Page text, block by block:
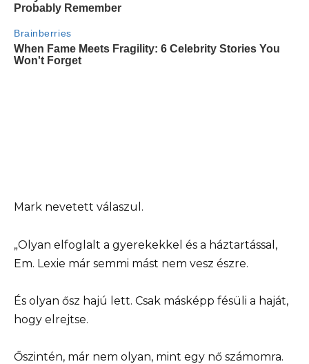
Mark nevetett válaszul.
„Olyan elfoglalt a gyerekekkel és a háztartással,
Em. Lexie már semmi mást nem vesz észre.
És olyan ősz hajú lett. Csak másképp fésüli a haját,
hogy elrejtse.
Őszintén, már nem olyan, mint egy nő számomra.